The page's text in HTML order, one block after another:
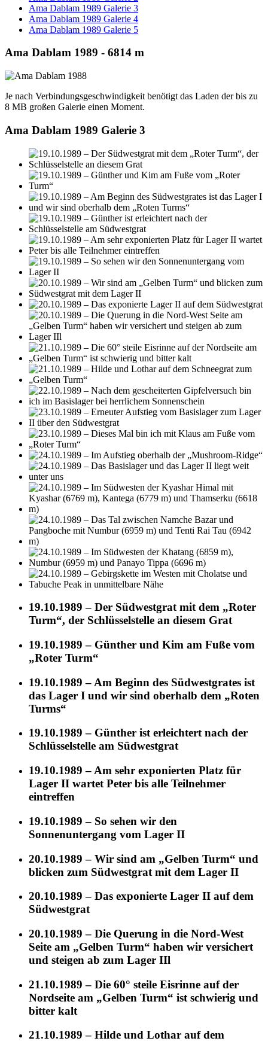
Ama Dablam 1989 Galerie 3
Ama Dablam 1989 Galerie 4
Ama Dablam 1989 Galerie 5
Ama Dablam 1989 - 6814 m
Je nach Verbindungsgeschwindigkeit benötigt das Laden der bis zu
8 MB großen Galerie einen Moment.
Ama Dablam 1989 Galerie 3
19.10.1989 – Der Südwestgrat mit dem „Roter
Turm“, der Schlüsselstelle an diesem Grat
19.10.1989 – Günther und Kim am Fuße vom
„Roter Turm“
19.10.1989 – Am Beginn des Südwestgrates ist
das Lager I und wir sind oberhalb dem „Roten
Turms“
19.10.1989 – Günther ist erleichtert nach der
Schlüsselstelle am Südwestgrat
19.10.1989 – Am sehr exponierten Platz für
Lager II wartet Peter bis alle Teilnehmer
eintreffen
19.10.1989 – So sehen wir den
Sonnenuntergang vom Lager II
20.10.1989 – Wir sind am „Gelben Turm“ und
blicken zum Südwestgrat mit dem Lager II
20.10.1989 – Das exponierte Lager II auf dem
Südwestgrat
20.10.1989 – Die Querung in die Nord-West
Seite am „Gelben Turm“ haben wir versichert
und steigen ab zum Lager IIl
21.10.1989 – Die 60° steile Eisrinne auf der
Nordseite am „Gelben Turm“ ist schwierig und
bitter kalt
21.10.1989 – Hilde und Lothar auf dem